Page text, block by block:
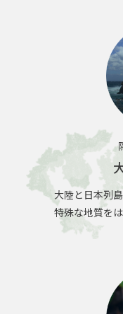
大陸と日本列
特殊な地質を